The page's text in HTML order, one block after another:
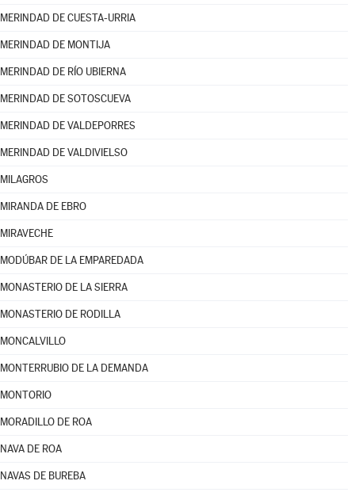
MERINDAD DE CUESTA-URRIA
MERINDAD DE MONTIJA
MERINDAD DE RÍO UBIERNA
MERINDAD DE SOTOSCUEVA
MERINDAD DE VALDEPORRES
MERINDAD DE VALDIVIELSO
MILAGROS
MIRANDA DE EBRO
MIRAVECHE
MODÚBAR DE LA EMPAREDADA
MONASTERIO DE LA SIERRA
MONASTERIO DE RODILLA
MONCALVILLO
MONTERRUBIO DE LA DEMANDA
MONTORIO
MORADILLO DE ROA
NAVA DE ROA
NAVAS DE BUREBA